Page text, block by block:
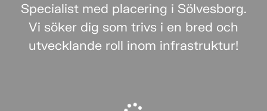
Specialist med placering i Sölvesborg.
Vi söker dig som trivs i en bred och
utvecklande roll inom infrastruktur!